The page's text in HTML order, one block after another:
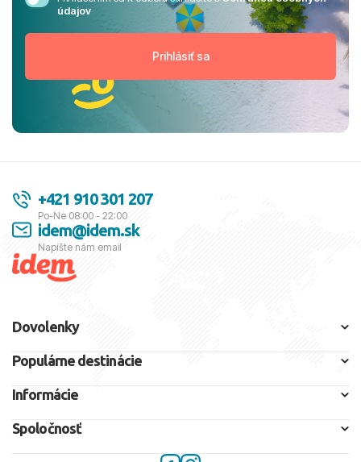
údajov
+421 910 301 207
Po-Ne 08:00 - 22:00
idem@idem.sk
Napíšte nám email
Dovolenky
Populárne destinácie
Informácie
Spoločnosť